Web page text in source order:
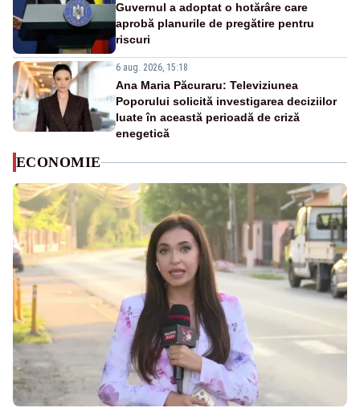
Guvernul a adoptat o hotărâre care
aprobă planurile de pregătire pentru
riscuri
6 aug. 2026, 15:18
Ana Maria Păcuraru: Televiziunea
Poporului solicită investigarea deciziilor
luate în această perioadă de criză
enegetică
ECONOMIE